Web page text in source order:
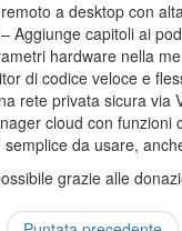
a desktop con
– Aggiunge capitoli ai
hardware nella
di codice veloce e
rete privata sicura via
cloud con funzioni
semplice da usare,
grazie alle